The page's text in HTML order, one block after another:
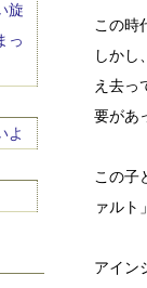
旋
っ
よ
この時
しかし
え去っ
要があ
この子
ァルト
アイン